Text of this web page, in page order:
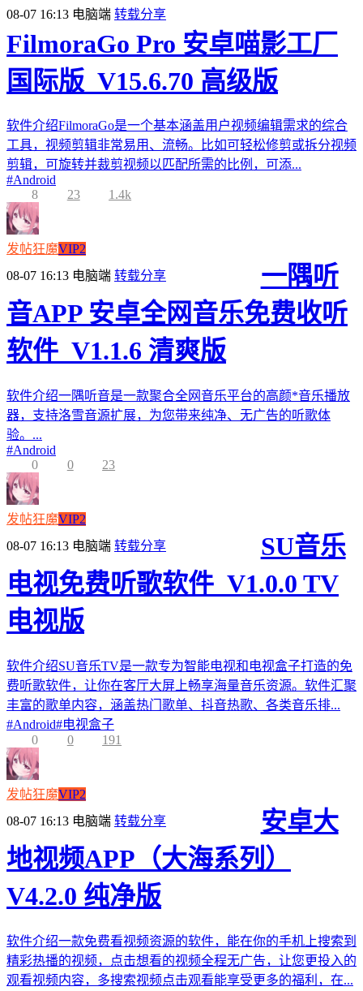
08-07 16:13 电脑端 转载分享
FilmoraGo Pro 安卓喵影工厂
国际版_V15.6.70 高级版
软件介绍FilmoraGo是一个基本涵盖用户视频编辑需求的综合
工具，视频剪辑非常易用、流畅。比如可轻松修剪或拆分视频
剪辑，可旋转并裁剪视频以匹配所需的比例，可添...
#Android
8
23 1.4k
发帖狂魔VIP2
08-07 16:13 电脑端 转载分享
一隅听
音APP 安卓全网音乐免费收听
软件_V1.1.6 清爽版
软件介绍一隅听音是一款聚合全网音乐平台的高颜*音乐播放
器，支持洛雪音源扩展，为您带来纯净、无广告的听歌体
验。...
#Android
0
0 23
发帖狂魔VIP2
08-07 16:13 电脑端 转载分享
SU音乐
电视免费听歌软件_V1.0.0 TV
电视版
软件介绍SU音乐TV是一款专为智能电视和电视盒子打造的免
费听歌软件，让你在客厅大屏上畅享海量音乐资源。软件汇聚
丰富的歌单内容，涵盖热门歌单、抖音热歌、各类音乐排...
#Android#电视盒子
0
0 191
发帖狂魔VIP2
08-07 16:13 电脑端 转载分享
安卓大
地视频APP（大海系列）
V4.2.0 纯净版
软件介绍一款免费看视频资源的软件，能在你的手机上搜索到
精彩热播的视频，点击想看的视频全程无广告，让您更投入的
观看视频内容，多搜索视频点击观看能享受更多的福利，在...